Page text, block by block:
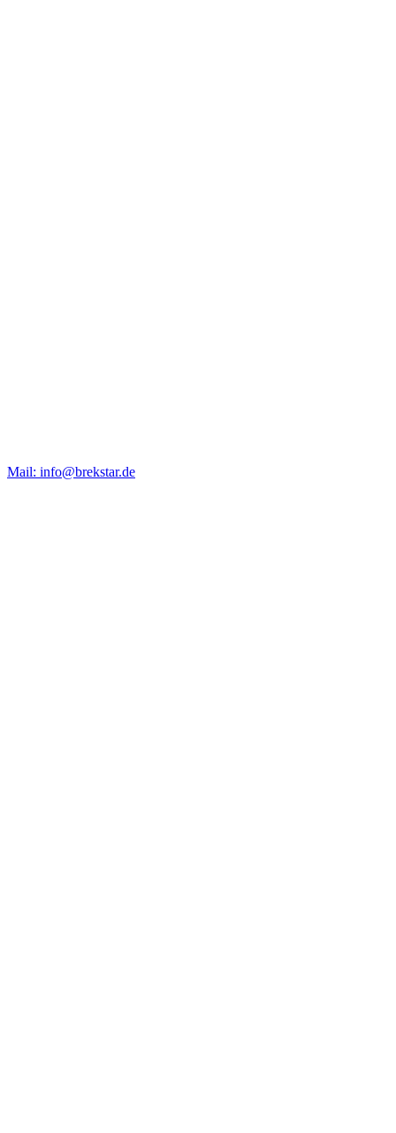
Mail: info@brekstar.de